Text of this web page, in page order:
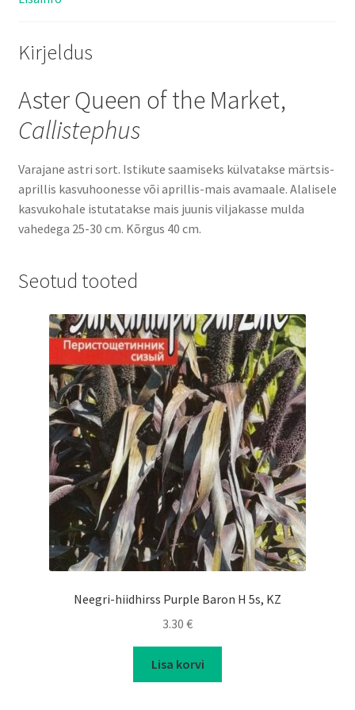
Kirjeldus
Aster Queen of the Market,
Callistephus
Varajane astri sort. Istikute saamiseks külvatakse märtsis-
aprillis kasvuhoonesse või aprillis-mais avamaale. Alalisele
kasvukohale istutatakse mais juunis viljakasse mulda
vahedega 25-30 cm. Kõrgus 40 cm.
Seotud tooted
Neegri-hiidhirss Purple Baron H 5s, KZ
3.30 €
Lisa korvi